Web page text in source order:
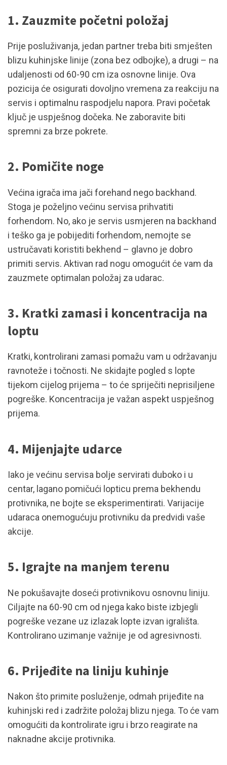
1. Zauzmite početni položaj
Prije posluživanja, jedan partner treba biti smješten
blizu kuhinjske linije (zona bez odbojke), a drugi – na
udaljenosti od 60-90 cm iza osnovne linije. Ova
pozicija će osigurati dovoljno vremena za reakciju na
servis i optimalnu raspodjelu napora. Pravi početak
ključ je uspješnog dočeka. Ne zaboravite biti
spremni za brze pokrete.
2. Pomičite noge
Većina igrača ima jači forehand nego backhand.
Stoga je poželjno većinu servisa prihvatiti
forhendom. No, ako je servis usmjeren na backhand
i teško ga je pobijediti forhendom, nemojte se
ustručavati koristiti bekhend – glavno je dobro
primiti servis. Aktivan rad nogu omogućit će vam da
zauzmete optimalan položaj za udarac.
3. Kratki zamasi i koncentracija na
loptu
Kratki, kontrolirani zamasi pomažu vam u održavanju
ravnoteže i točnosti. Ne skidajte pogled s lopte
tijekom cijelog prijema – to će spriječiti neprisiljene
pogreške. Koncentracija je važan aspekt uspješnog
prijema.
4. Mijenjajte udarce
Iako je većinu servisa bolje servirati duboko i u
centar, lagano pomičući lopticu prema bekhendu
protivnika, ne bojte se eksperimentirati. Varijacije
udaraca onemogućuju protivniku da predvidi vaše
akcije.
5. Igrajte na manjem terenu
Ne pokušavajte doseći protivnikovu osnovnu liniju.
Ciljajte na 60-90 cm od njega kako biste izbjegli
pogreške vezane uz izlazak lopte izvan igrališta.
Kontrolirano uzimanje važnije je od agresivnosti.
6. Prijeđite na liniju kuhinje
Nakon što primite posluženje, odmah prijeđite na
kuhinjski red i zadržite položaj blizu njega. To će vam
omogućiti da kontrolirate igru ​​i brzo reagirate na
naknadne akcije protivnika.